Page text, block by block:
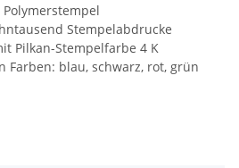
Stempelabdrucke
Pilkan-Stempelfarbe 4 K
Farben: blau, schwarz, rot, grün